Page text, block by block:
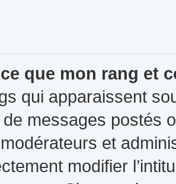
ce que mon rang et
qui apparaissent
messages postés
et
modifier